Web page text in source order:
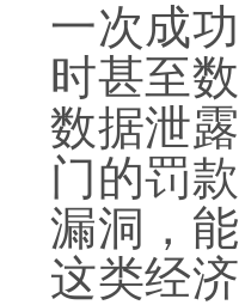
一次成
时甚至
数据泄
门的罚
漏洞，
这类经